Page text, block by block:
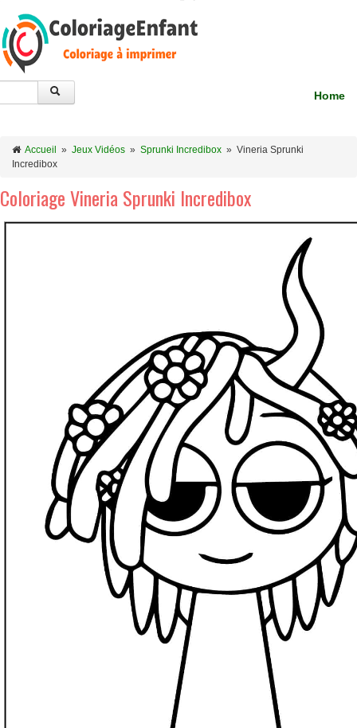
Home
Accueil » Jeux Vidéos » Sprunki Incredibox » Vineria Sprunki
Incredibox
Coloriage Vineria Sprunki Incredibox